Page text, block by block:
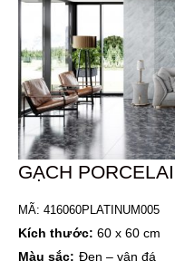
GẠCH
MÃ: 416060PLATINUM005
Kích thước: 60 x 60 cm
Màu sắc: Đen – vân đá